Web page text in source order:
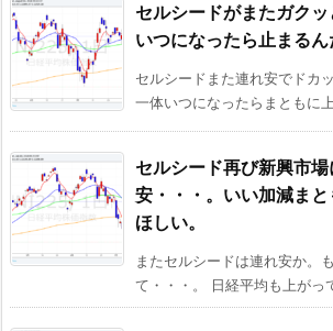
セルシードがまたガクッ
いつになったら止まるん
セルシードまた連れ安でドカ
一体いつになったらまともに
セルシード再び新興市
安・・・。いい加減ま
ほしい。
またセルシードは連れ安か。
て・・・。 日経平均も上がっ